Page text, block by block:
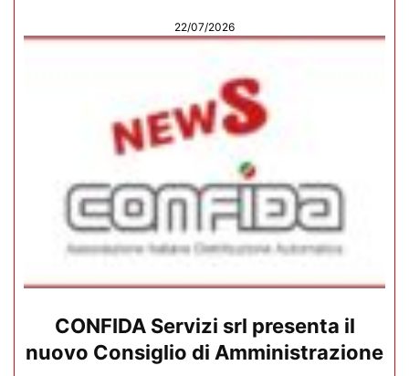
22/07/2026
CONFIDA Servizi srl presenta il
nuovo Consiglio di Amministrazione